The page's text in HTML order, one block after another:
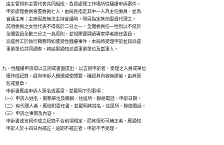
    由主管與非主管代表共同組成，負責處理工作場所性騷擾申訴案件。
    申訴處理委員會置委員七人，由局長指定其中一人為主任委員，並為
    會議主席；主席因故無法主持會議時，得另指定其他委員代理之。
    前項委員之女性代表不得低於二分之一，全體委員任一性別以不低於
    全體委員全數三分之一為原則，並視需要聘請專家學者擔任委員。
    派遣勞工於執行職務時如遭受性騷擾事件，本局將受理申訴並與派遣
    事業單位共同調查，將結果通知派遣事業單位及當事人。
九、性騷擾申訴得以言詞或書面提出。以言詞申訴者，受理之人員或單位
    應作成紀錄，經向申訴人朗讀或使閱覽，確認其內容無誤後，由其簽
    名或蓋章。
    申訴書應由申訴人簽名或蓋章，並載明下列事項：
（一）申訴人姓名、服務單位及職稱、住居所、聯絡電話、申訴日期。
（二）有代理人者，應檢附委任書，並載明其姓名、住居所、聯絡電話。
（三）申訴之事實及內容。
    申訴書或言詞作成之紀錄不合前項規定，而其情形可補正者，應通知
    申訴人於十四日內補正。逾期不補正者，申訴不予受理。